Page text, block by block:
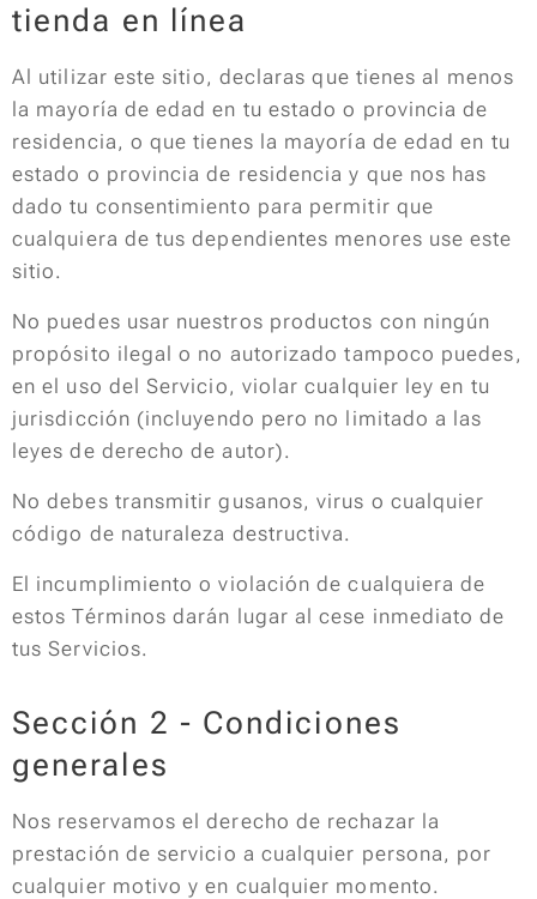
tienda en línea
Al utilizar este sitio, declaras que tienes al menos
la mayoría de edad en tu estado o provincia de
residencia, o que tienes la mayoría de edad en tu
estado o provincia de residencia y que nos has
dado tu consentimiento para permitir que
cualquiera de tus dependientes menores use este
sitio.
No puedes usar nuestros productos con ningún
propósito ilegal o no autorizado tampoco puedes,
en el uso del Servicio, violar cualquier ley en tu
jurisdicción (incluyendo pero no limitado a las
leyes de derecho de autor).
No debes transmitir gusanos, virus o cualquier
código de naturaleza destructiva.
El incumplimiento o violación de cualquiera de
estos Términos darán lugar al cese inmediato de
tus Servicios.
Sección 2 - Condiciones
generales
Nos reservamos el derecho de rechazar la
prestación de servicio a cualquier persona, por
cualquier motivo y en cualquier momento.